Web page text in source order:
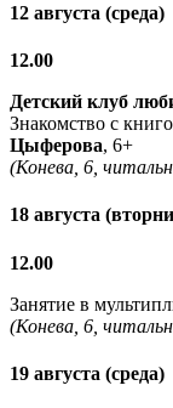
12 августа (среда)
12.00
Детский клуб
Знакомство с
Цыферова, 6+
(Конева, 6,
18 августа
12.00
Занятие в
(Конева, 6,
19 августа (среда)